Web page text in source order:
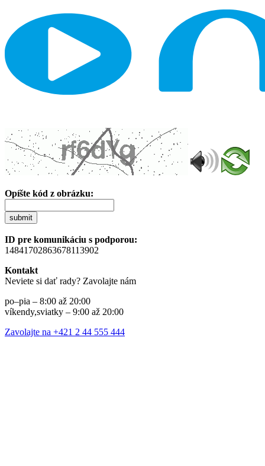
Opíšte kód z obrázku:
submit
ID pre komunikáciu s podporou:
14841702863678113902
Kontakt
Neviete si dať rady? Zavolajte nám
po–pia – 8:00 až 20:00
víkendy,sviatky – 9:00 až 20:00
Zavolajte na +421 2 44 555 444